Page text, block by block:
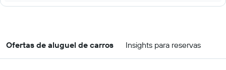
Ofertas de aluguel de carros Insights para reservas